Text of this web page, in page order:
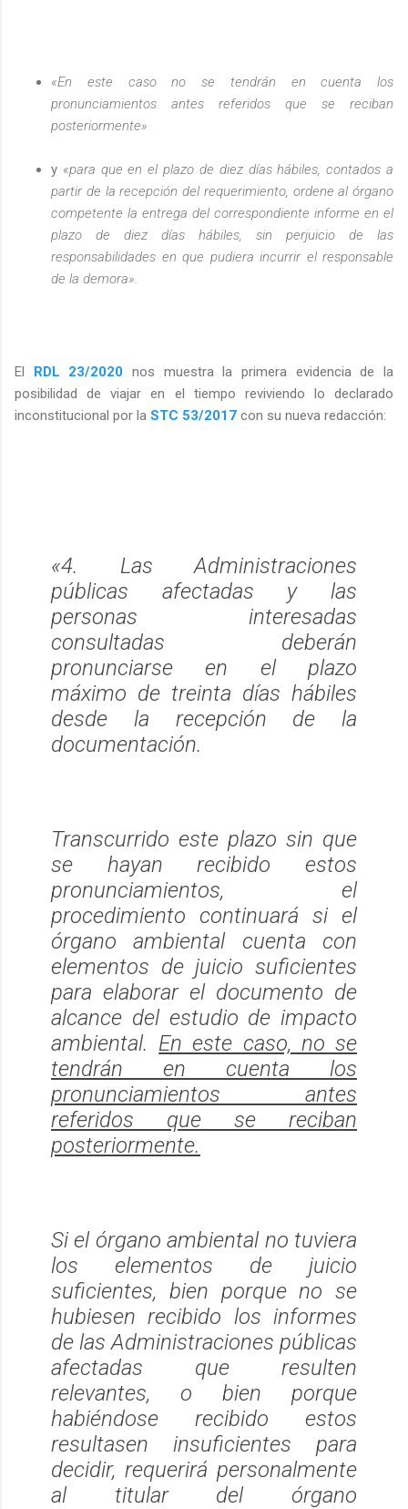
«En este caso no se tendrán en cuenta los
pronunciamientos antes referidos que se reciban
posteriormente»
y «para que en el plazo de diez días hábiles, contados a
partir de la recepción del requerimiento, ordene al órgano
competente la entrega del correspondiente informe en el
plazo de diez días hábiles, sin perjuicio de las
responsabilidades en que pudiera incurrir el responsable
de la demora».
El RDL 23/2020 nos muestra la primera evidencia de la
posibilidad de viajar en el tiempo reviviendo lo declarado
inconstitucional por la STC 53/2017 con su nueva redacción:
«4. Las Administraciones
públicas afectadas y las
personas interesadas
consultadas deberán
pronunciarse en el plazo
máximo de treinta días hábiles
desde la recepción de la
documentación.
Transcurrido este plazo sin que
se hayan recibido estos
pronunciamientos, el
procedimiento continuará si el
órgano ambiental cuenta con
elementos de juicio suficientes
para elaborar el documento de
alcance del estudio de impacto
ambiental. En este caso, no se
tendrán en cuenta los
pronunciamientos antes
referidos que se reciban
posteriormente.
Si el órgano ambiental no tuviera
los elementos de juicio
suficientes, bien porque no se
hubiesen recibido los informes
de las Administraciones públicas
afectadas que resulten
relevantes, o bien porque
habiéndose recibido estos
resultasen insuficientes para
decidir, requerirá personalmente
al titular del órgano